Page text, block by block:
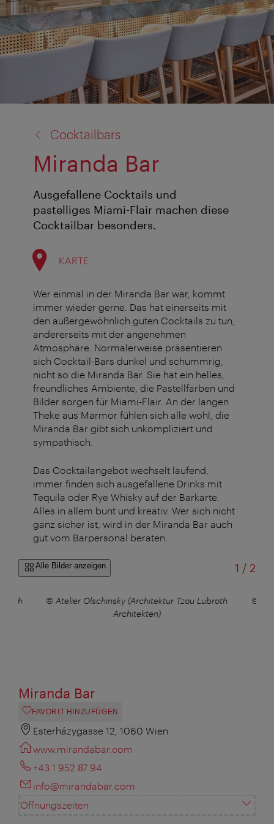
Cocktailbars
Miranda Bar
Ausgefallene Cocktails und
pastelliges Miami-Flair machen diese
Cocktailbar besonders.
KARTE
Wer einmal in der Miranda Bar war, kommt
immer wieder gerne. Das hat einerseits mit
den außergewöhnlich guten Cocktails zu tun,
andererseits mit der angenehmen
Atmosphäre. Normalerweise präsentieren
sich Cocktail-Bars dunkel und schummrig,
nicht so die Miranda Bar. Sie hat ein helles,
freundliches Ambiente, die Pastellfarben und
Bilder sorgen für Miami-Flair. An der langen
Theke aus Marmor fühlen sich alle wohl, die
Miranda Bar gibt sich unkompliziert und
sympathisch.
Das Cocktailangebot wechselt laufend,
immer finden sich ausgefallene Drinks mit
Tequila oder Rye Whisky auf der Barkarte.
Alles in allem bunt und kreativ. Wer sich nicht
ganz sicher ist, wird in der Miranda Bar auch
gut vom Barpersonal beraten.
Alle Bilder anzeigen 1 /von
2
© Atelier Olschinsky (Architektur Tzou Lubroth
Architekten)
©
Miranda Bar
FAVORIT HINZUFÜGEN
Esterházygasse 12, 1060 Wien
www.mirandabar.com
+43 1 952 87 94
info@mirandabar.com
Öffnungszeiten